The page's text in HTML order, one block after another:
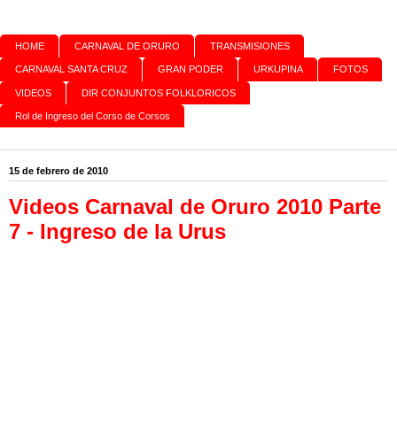
HOME CARNAVAL DE ORURO TRANSMISIONES
CARNAVAL SANTA CRUZ GRAN PODER URKUPINA FOTOS
VIDEOS DIR CONJUNTOS FOLKLORICOS
Rol de Ingreso del Corso de Corsos
15 de febrero de 2010
Videos Carnaval de Oruro 2010 Parte
7 - Ingreso de la Urus